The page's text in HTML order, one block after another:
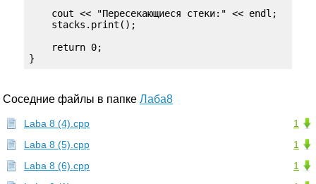
    cout << "Пересекающиеся стеки:" << endl;
    stacks.print();
    return 0;
}
Соседние файлы в папке Лаба8
1
Laba 8 (4).cpp
1
Laba 8 (5).cpp
1
Laba 8 (6).cpp